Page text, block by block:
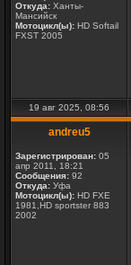
Откуда: Ханты-
Мансийск
Мотоцикл(ы): HD Softail
FXST 2005
19 авг 2025, 08:56
andreu5
Зарегистрирован: 05
апр 2011, 18:21
Сообщения: 92
Откуда: Уфа
Мотоцикл(ы): HD FXE
1981,HD sportster 883
2002